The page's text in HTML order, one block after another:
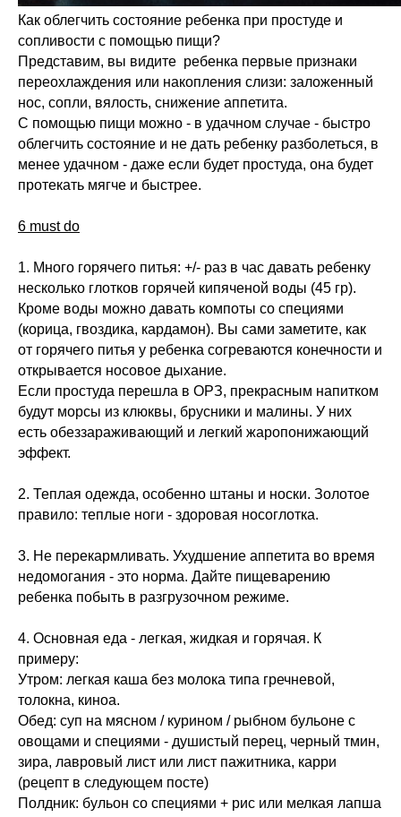
Как облегчить состояние ребенка при простуде и
сопливости с помощью пищи?
Представим, вы видите ребенка первые признаки
переохлаждения или накопления слизи: заложенный
нос, сопли, вялость, снижение аппетита.
С помощью пищи можно - в удачном случае - быстро
облегчить состояние и не дать ребенку разболеться, в
менее удачном - даже если будет простуда, она будет
протекать мягче и быстрее.
6 must do
1. Много горячего питья: +/- раз в час давать ребенку
несколько глотков горячей кипяченой воды (45 гр).
Кроме воды можно давать компоты со специями
(корица, гвоздика, кардамон). Вы сами заметите, как
от горячего питья у ребенка согреваются конечности и
открывается носовое дыхание.
Если простуда перешла в ОРЗ, прекрасным напитком
будут морсы из клюквы, брусники и малины. У них
есть обеззараживающий и легкий жаропонижающий
эффект.
2. Теплая одежда, особенно штаны и носки. Золотое
правило: теплые ноги - здоровая носоглотка.
3. Не перекармливать. Ухудшение аппетита во время
недомогания - это норма. Дайте пищеварению
ребенка побыть в разгрузочном режиме.
4. Основная еда - легкая, жидкая и горячая. К
примеру:
Утром: легкая каша без молока типа гречневой,
толокна, киноа.
Обед: суп на мясном / курином / рыбном бульоне с
овощами и специями - душистый перец, черный тмин,
зира, лавровый лист или лист пажитника, карри
(рецепт в следующем посте)
Полдник: бульон со специями + рис или мелкая лапша
Меню
О школе
Программы
Магазин
Блог
Контакты
ВКонтакте
Telegram
MAX